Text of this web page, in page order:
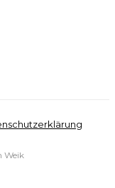
Weik